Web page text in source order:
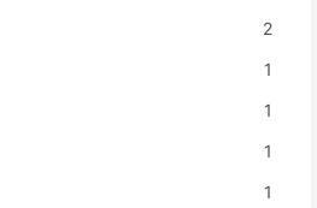
2
1
1
1
1